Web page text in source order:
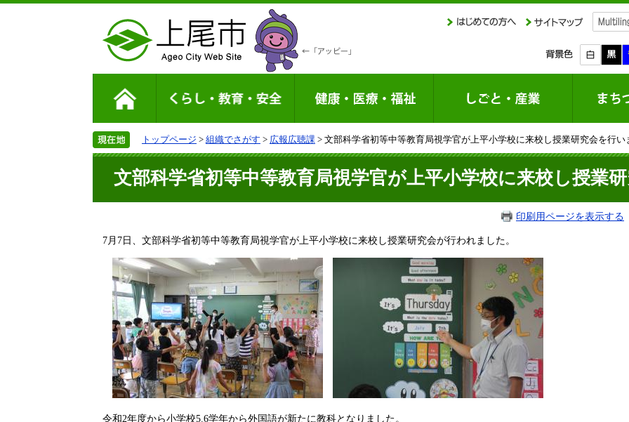
トップページ > 組織でさがす > 広報広聴課 > 文部科学省初等中等教育局視学官が上平小学校に来校し授業研究会を行い
文部科学省初等中等教育局視学官が上平小学校に来校し授業
印刷用ページを表示する
7月7日、文部科学省初等中等教育局視学官が上平小学校に来校し授業研究会が行われました。
令和2年度から小学校5.6学年から外国語が新たに教科となりました。